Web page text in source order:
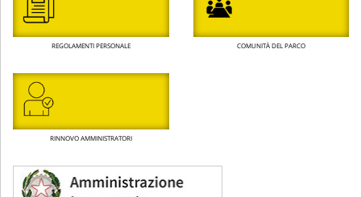
REGOLAMENTI PERSONALE COMUNITÀ DEL PARCO
RINNOVO AMMINISTRATORI